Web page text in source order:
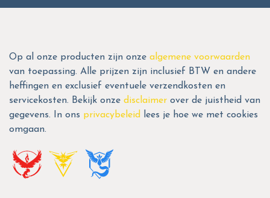
Op al onze producten zijn onze algemene voorwaarden
van toepassing. Alle prijzen zijn inclusief BTW en andere
heffingen en exclusief eventuele verzendkosten en
servicekosten. Bekijk onze disclaimer over de juistheid van
gegevens. In ons privacybeleid
lees je hoe we met cookies
omgaan.